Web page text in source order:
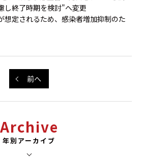
し終了時期を検討"へ変更
定されるため、感染者増加抑制のた
前へ
Archive
年別アーカイブ